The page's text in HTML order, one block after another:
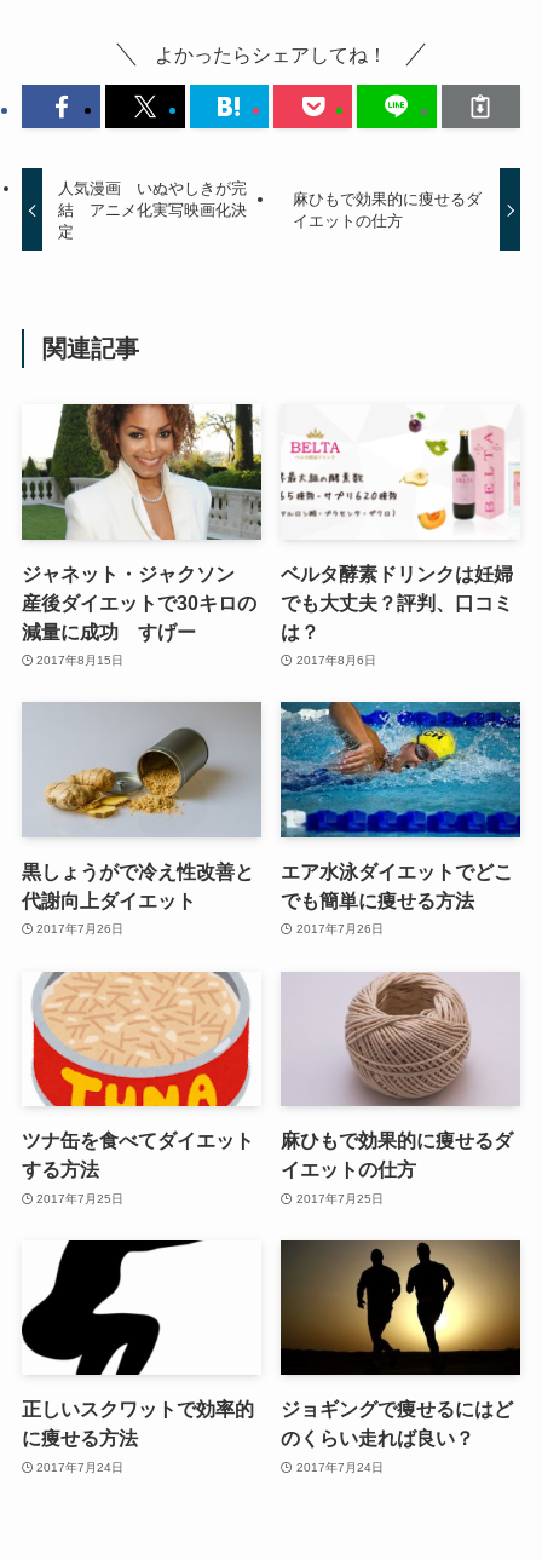
よかったらシェアしてね！
人気漫画 いぬやしきが完
結 アニメ化実写映画化決
定
麻ひもで効果的に痩せるダ
イエットの仕方
関連記事
ジャネット・ジャクソン
産後ダイエットで30キロの
減量に成功 すげー
2017年8月15日
ベルタ酵素ドリンクは妊婦
でも大丈夫？評判、口コミ
は？
2017年8月6日
黒しょうがで冷え性改善と
代謝向上ダイエット
2017年7月26日
エア水泳ダイエットでどこ
でも簡単に痩せる方法
2017年7月26日
ツナ缶を食べてダイエット
する方法
2017年7月25日
麻ひもで効果的に痩せるダ
イエットの仕方
2017年7月25日
正しいスクワットで効率的
に痩せる方法
2017年7月24日
ジョギングで痩せるにはど
のくらい走れば良い？
2017年7月24日